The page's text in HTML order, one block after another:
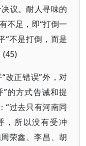
议。耐人寻味的
不足，即“打倒一
“不是打倒，而是
(45)
改正错误”外，对
的方式告诫和提
“过去只有河南同
，所以没有受冲
荣鑫、李昌、胡